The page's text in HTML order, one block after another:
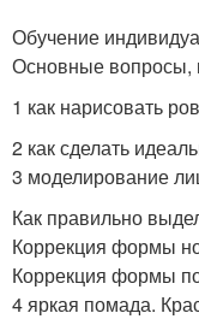
Обучение
Основные вопросы,
1 как нарисовать
2 как сделать
3 моделирование
Как правильно
Коррекция формы
Коррекция формы
4 яркая помада.